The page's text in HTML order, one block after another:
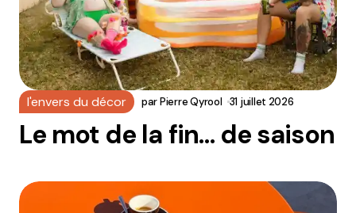
l'envers du décor parPierre Qyrool 31 juillet 2026
Le mot de la fin… de saison